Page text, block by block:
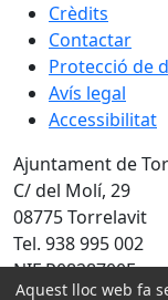
Crèdits
Contactar
Protecció de
Avís legal
Accessibilitat
Ajuntament de
C/ del Molí, 29
08775 Torrelavit
Tel. 938 995 002
NIF P0828700E
Aquest lloc web fa